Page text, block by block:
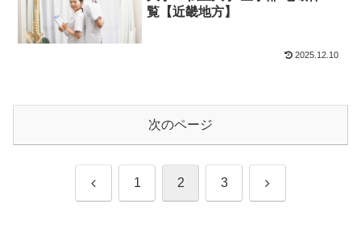
覧【近畿地方】
2025.12.10
次のページ
前 1 2 3 次